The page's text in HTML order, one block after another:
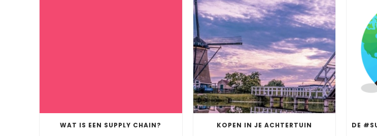
WAT IS EEN SUPPLY CHAIN? KOPEN IN JE ACHTERTUIN